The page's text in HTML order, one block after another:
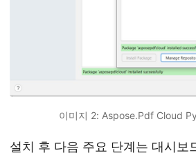
이미지 2: Aspose.Pdf Cloud
설치 후 다음 주요 단계는 대시보